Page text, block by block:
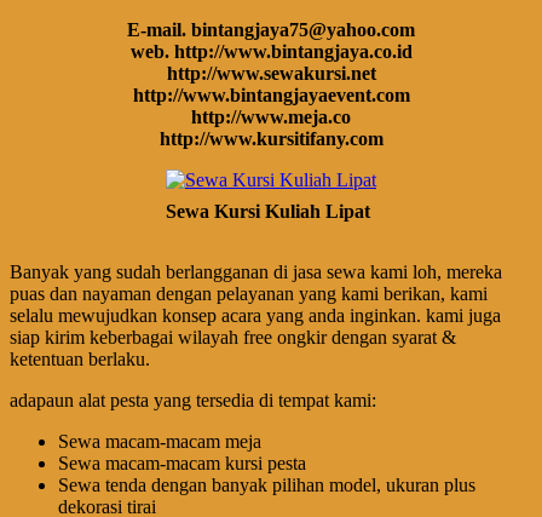
E-mail. bintangjaya75@yahoo.com
web. http://www.bintangjaya.co.id
http://www.sewakursi.net
http://www.bintangjayaevent.com
http://www.meja.co
http://www.kursitifany.com
Sewa Kursi Kuliah Lipat
Banyak yang sudah berlangganan di jasa sewa kami loh, mereka
puas dan nayaman dengan pelayanan yang kami berikan, kami
selalu mewujudkan konsep acara yang anda inginkan. kami juga
siap kirim keberbagai wilayah free ongkir dengan syarat &
ketentuan berlaku.
adapaun alat pesta yang tersedia di tempat kami:
Sewa macam-macam meja
Sewa macam-macam kursi pesta
Sewa tenda dengan banyak pilihan model, ukuran plus
dekorasi tirai